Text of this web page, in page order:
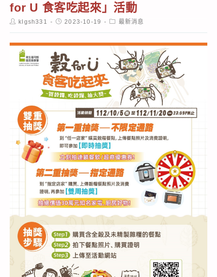
for U 食客吃起來」活動
Postklgsh331
Post2023-10-19
Post最新消息